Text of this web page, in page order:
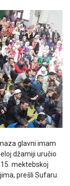
glavni imam
džamiji uručio
mektebskoj
prešli Sufaru.